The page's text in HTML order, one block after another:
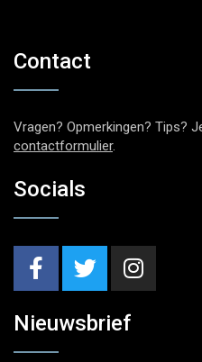
Contact
Vragen? Opmerkingen? Tips?
contactformulier.
Socials
Nieuwsbrief